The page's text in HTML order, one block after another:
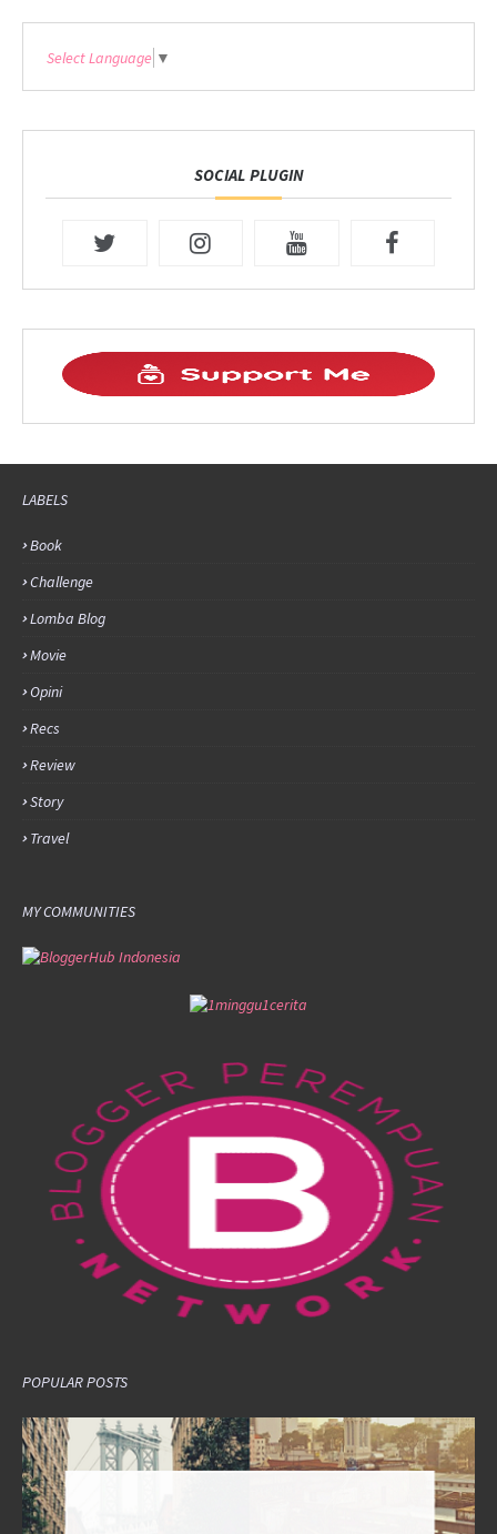
Select Language ▼
SOCIAL PLUGIN
LABELS
Book
Challenge
Lomba Blog
Movie
Opini
Recs
Review
Story
Travel
MY COMMUNITIES
POPULAR POSTS